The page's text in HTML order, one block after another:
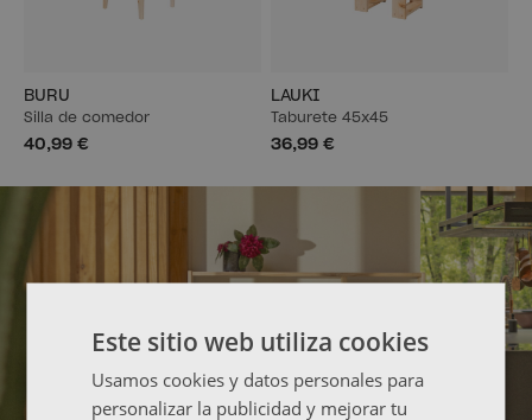
BURU
Silla de comedor
40,99 €
LAUKI
Taburete 45x45
36,99 €
Este sitio web utiliza cookies
Usamos cookies y datos personales para
personalizar la publicidad y mejorar tu